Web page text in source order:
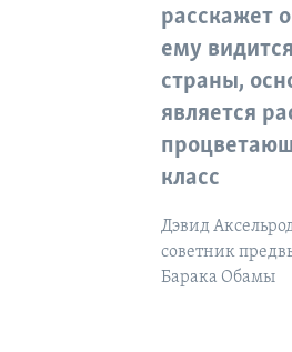
расскажет
ему
страны,
является
класс
Дэвид
советник
Барака Обамы